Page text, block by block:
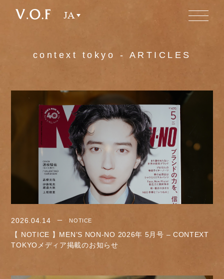
JA
context tokyo - ARTICLES
2026.04.14 NOTICE
【 NOTICE 】MEN’S NON-NO 2026年 5月号 – CONTEXT
TOKYOメディア掲載のお知らせ